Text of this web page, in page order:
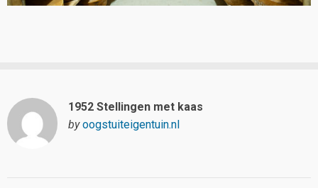
1952 Stellingen met kaas
by oogstuiteigentuin.nl